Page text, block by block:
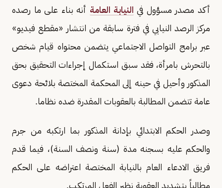
أكد مصدر مسؤول في النيابة العامة أنه بناء على ما رصده
مركز الرصد النيابي في فترة سابقة من انتشار «مقطع فيديو»
عبر برامج التواصل الاجتماعي يتضمن محتواه قيام شخص
بالتحرش بامرأة، فقد سبق استكمال إجراءات التحقيق بحق
المذكور وأحيل في حينه إلى المحكمة المختصة بلائحة دعوى
عامة تتضمن المطالبة بالعقوبات المقدرة ضده نظاما.
وصدر الحكم الابتدائي بإدانة المذكور بما ارتكبه من جرم
والحكم عليه بسجنه مدة (سنة ونصف السنة)، فيما قدم
فريق الادعاء العام بالنيابة المختصة اعتراضه على الحكم
مطالباً بتشديد العقوبة نظير الفعل المرتكب.